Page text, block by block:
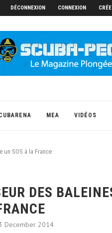
DÉCONNEXION CONNEXION
MEA VIDÉOS
un SOS à la France
DES
December 2014